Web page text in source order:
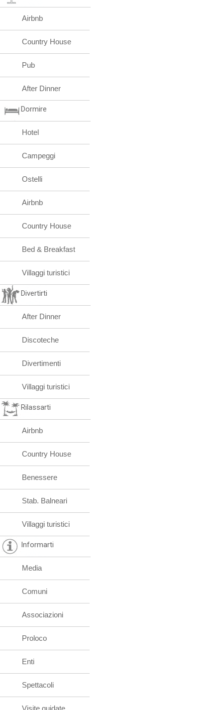
Airbnb
Country House
Pub
After Dinner
Dormire
Hotel
Campeggi
Ostelli
Airbnb
Country House
Bed & Breakfast
Villaggi turistici
Divertirti
After Dinner
Discoteche
Divertimenti
Villaggi turistici
Rilassarti
Airbnb
Country House
Benessere
Stab. Balneari
Villaggi turistici
Informarti
Media
Comuni
Associazioni
Proloco
Enti
Spettacoli
Visite guidate